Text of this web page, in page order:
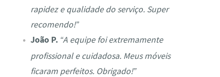
rapidez e qualidade do serviço. Super
recomendo!”
João P. “A equipe foi extremamente
profissional e cuidadosa. Meus móveis
ficaram perfeitos. Obrigado!”